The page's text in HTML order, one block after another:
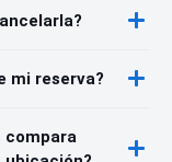
mi reserva?
compara